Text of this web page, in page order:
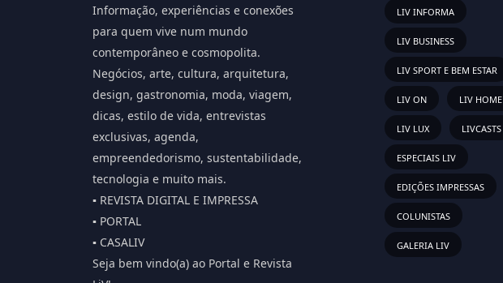
Informação, experiências e conexões
para quem vive num mundo
contemporâneo e cosmopolita.
Negócios, arte, cultura, arquitetura,
design, gastronomia, moda, viagem,
dicas, estilo de vida, entrevistas
exclusivas, agenda,
empreendedorismo, sustentabilidade,
tecnologia e muito mais.
▪️ REVISTA DIGITAL E IMPRESSA
▪️ PORTAL
▪️ CASALIV
Seja bem vindo(a) ao Portal e Revista
LIV INFORMA
LIV BUSINESS
LIV SPORT E BEM ESTAR
LIV ON LIV HOME
LIV LUX LIVCASTS
ESPECIAIS LIV
EDIÇÕES IMPRESSAS
COLUNISTAS
GALERIA LIV